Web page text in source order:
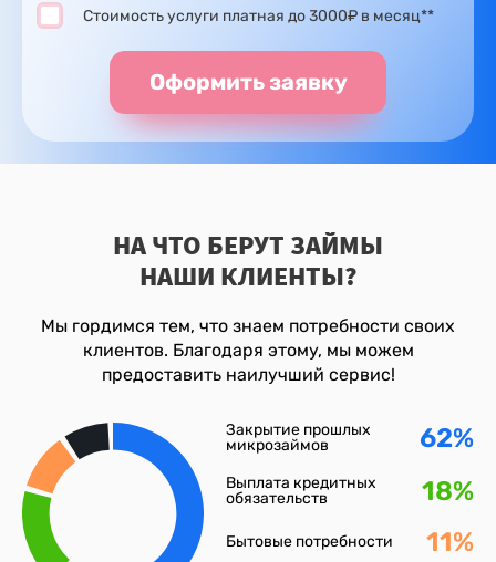
Стоимость услуги платная до 3000₽ в месяц**
Оформить заявку
НА ЧТО БЕРУТ ЗАЙМЫ
НАШИ КЛИЕНТЫ?
Мы гордимся тем, что знаем потребности своих
клиентов. Благодаря этому, мы можем
предоставить наилучший сервис!
Закрытие прошлых
микрозаймов
62%
Выплата кредитных
обязательств
18%
Бытовые потребности 11%